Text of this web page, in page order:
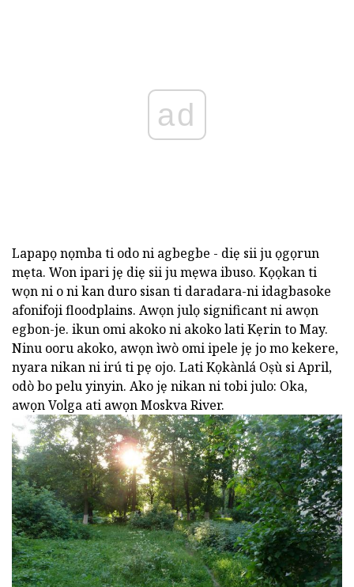
ad
Lapapọ nọmba ti odo ni agbegbe - diẹ sii ju ọgọrun
mẹta. Won ipari jẹ diẹ sii ju mẹwa ibuso. Kọọkan ti
wọn ni o ni kan duro sisan ti daradara-ni idagbasoke
afonifoji floodplains. Awọn julọ significant ni awọn
egbon-je. ikun omi akoko ni akoko lati Kẹrin to May.
Ninu ooru akoko, awọn ìwò omi ipele jẹ jo mo kekere,
nyara nikan ni irú ti pẹ ojo. Lati Kọkànlá Oṣù si April,
odò bo pelu yinyin. Ako jẹ nikan ni tobi julo: Oka,
awọn Volga ati awọn Moskva River.